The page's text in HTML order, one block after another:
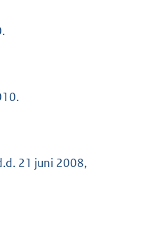
21 juni 2008,